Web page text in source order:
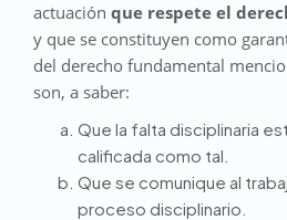
actuación que respete el
y que se constituyen como
del derecho fundamental
son, a saber:
Que la falta disciplinaria
calificada como tal.
Que se comunique al
proceso disciplinario.